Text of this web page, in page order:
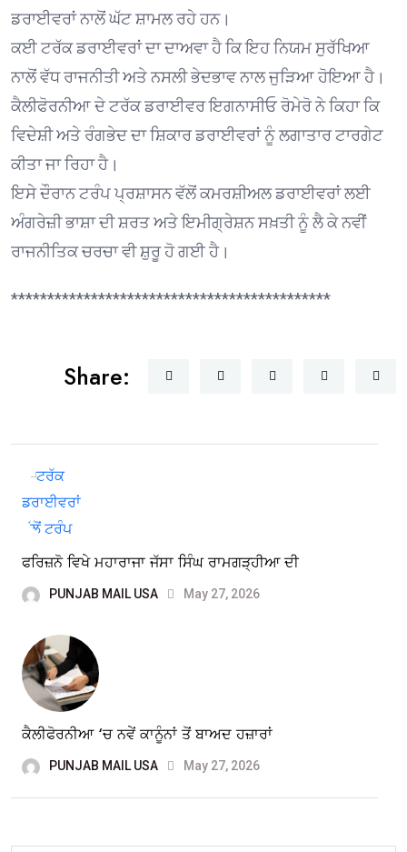
ਡਰਾਈਵਰਾਂ ਨਾਲੋਂ ਘੱਟ ਸ਼ਾਮਲ ਰਹੇ ਹਨ।
ਕਈ ਟਰੱਕ ਡਰਾਈਵਰਾਂ ਦਾ ਦਾਅਵਾ ਹੈ ਕਿ ਇਹ ਨਿਯਮ ਸੁਰੱਖਿਆ
ਨਾਲੋਂ ਵੱਧ ਰਾਜਨੀਤੀ ਅਤੇ ਨਸਲੀ ਭੇਦਭਾਵ ਨਾਲ ਜੁੜਿਆ ਹੋਇਆ ਹੈ।
ਕੈਲੀਫੋਰਨੀਆ ਦੇ ਟਰੱਕ ਡਰਾਈਵਰ ਇਗਨਾਸੀਓ ਰੋਮੇਰੋ ਨੇ ਕਿਹਾ ਕਿ
ਵਿਦੇਸ਼ੀ ਅਤੇ ਰੰਗਭੇਦ ਦਾ ਸ਼ਿਕਾਰ ਡਰਾਈਵਰਾਂ ਨੂੰ ਲਗਾਤਾਰ ਟਾਰਗੇਟ
ਕੀਤਾ ਜਾ ਰਿਹਾ ਹੈ।
ਇਸੇ ਦੌਰਾਨ ਟਰੰਪ ਪ੍ਰਸ਼ਾਸਨ ਵੱਲੋਂ ਕਮਰਸ਼ੀਅਲ ਡਰਾਈਵਰਾਂ ਲਈ
ਅੰਗਰੇਜ਼ੀ ਭਾਸ਼ਾ ਦੀ ਸ਼ਰਤ ਅਤੇ ਇਮੀਗ੍ਰੇਸ਼ਨ ਸਖ਼ਤੀ ਨੂੰ ਲੈ ਕੇ ਨਵੀਂ
ਰਾਜਨੀਤਿਕ ਚਰਚਾ ਵੀ ਸ਼ੁਰੂ ਹੋ ਗਈ ਹੈ।
********************************************
Share:
ਫਰਿਜ਼ਨੋ ਵਿਖੇ ਮਹਾਰਾਜਾ ਜੱਸਾ ਸਿੰਘ ਰਾਮਗੜ੍ਹੀਆ ਦੀ
PUNJAB MAIL USA May 27, 2026
ਕੈਲੀਫੋਰਨੀਆ ‘ਚ ਨਵੇਂ ਕਾਨੂੰਨਾਂ ਤੋਂ ਬਾਅਦ ਹਜ਼ਾਰਾਂ
PUNJAB MAIL USA May 27, 2026